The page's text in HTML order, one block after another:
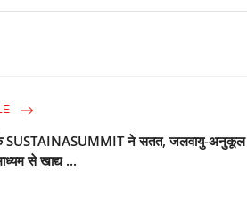
SUSTAINASUMMIT ने सतत, जलवायु-अनुकूल
से खाद्य ...